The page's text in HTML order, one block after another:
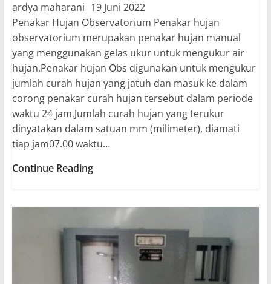
ardya maharani 19 Juni 2022
Penakar Hujan Observatorium Penakar hujan
observatorium merupakan penakar hujan manual
yang menggunakan gelas ukur untuk mengukur air
hujan.Penakar hujan Obs digunakan untuk mengukur
jumlah curah hujan yang jatuh dan masuk ke dalam
corong penakar curah hujan tersebut dalam periode
waktu 24 jam.Jumlah curah hujan yang terukur
dinyatakan dalam satuan mm (milimeter), diamati
tiap jam07.00 waktu…
Continue ReadingGelas
dan
Hellman